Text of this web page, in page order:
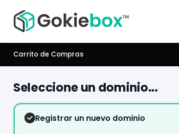
Carrito de Compras
Seleccione un dominio...
Registrar un nuevo dominio